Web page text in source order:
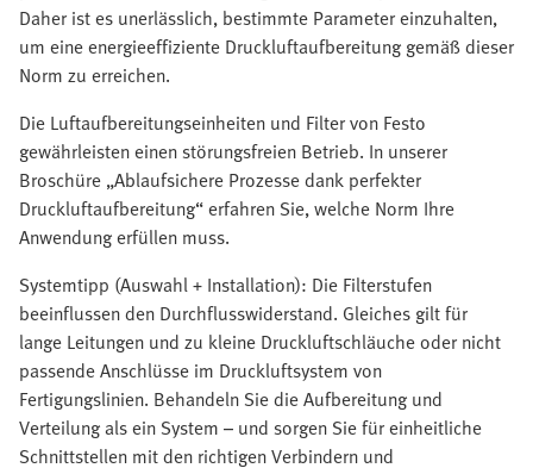
Daher ist es unerlässlich, bestimmte Parameter einzuhalten,
um eine energieeffiziente Druckluftaufbereitung gemäß dieser
Norm zu erreichen.
Die Luftaufbereitungseinheiten und Filter von Festo
gewährleisten einen störungsfreien Betrieb. In unserer
Broschüre „Ablaufsichere Prozesse dank perfekter
Druckluftaufbereitung“ erfahren Sie, welche Norm Ihre
Anwendung erfüllen muss.
Systemtipp (Auswahl + Installation): Die Filterstufen
beeinflussen den Durchflusswiderstand. Gleiches gilt für
lange Leitungen und zu kleine Druckluftschläuche oder nicht
passende Anschlüsse im Druckluftsystem von
Fertigungslinien. Behandeln Sie die Aufbereitung und
Verteilung als ein System – und sorgen Sie für einheitliche
Schnittstellen mit den richtigen Verbindern und